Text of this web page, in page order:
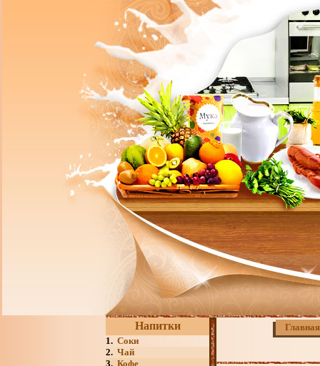
Напитки
1. Соки
2. Чай
3. Кофе
Главная